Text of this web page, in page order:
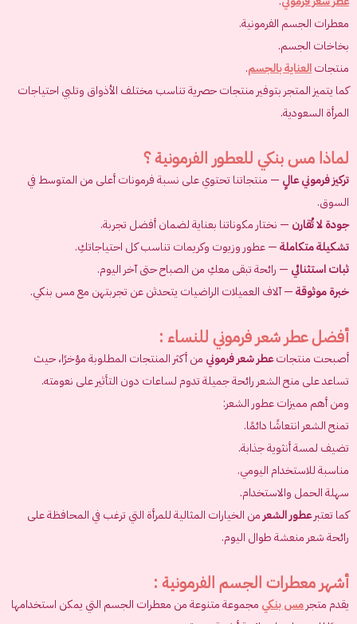
معطرات الجسم الفرمونية.
بخاخات الجسم.
منتجاتالعناية بالجسم.
كما يتميز المتجر بتوفير منتجات حصرية تناسب مختلف الأذواق وتلبي احتياجات
المرأة السعودية.
لماذا مس بنكي للعطور الفرمونية ؟
تركيز فرموني عالٍ — منتجاتنا تحتوي على نسبة فرمونات أعلى من المتوسط في
السوق.
جودة لا تُقارن — نختار مكوناتنا بعناية لضمان أفضل تجربة.
تشكيلة متكاملة— عطور وزيوت وكريمات تناسب كل احتياجاتكِ.
ثبات استثنائي — رائحة تبقى معكِ من الصباح حتى آخر اليوم.
خبرة موثوقة— آلاف العميلات الراضيات يتحدثن عن تجربتهن مع مس بنكي.
أفضل عطر شعر فرموني للنساء :
أصبحت منتجاتعطر شعر فرموني من أكثر المنتجات المطلوبة مؤخرًا، حيث
تساعد على منح الشعر رائحة جميلة تدوم لساعات دون التأثير على نعومته.
ومن أهم مميزات عطور الشعر:
تمنح الشعر انتعاشًا دائمًا.
تضيف لمسة أنثوية جذابة.
مناسبة للاستخدام اليومي.
سهلة الحمل والاستخدام.
كما تعتبرعطور الشعر من الخيارات المثالية للمرأة التي ترغب في المحافظة على
رائحة شعر منعشة طوال اليوم.
أشهر معطرات الجسم الفرمونية :
يقدم متجرمس بنكي مجموعة متنوعة من معطرات الجسم التي يمكن استخدامها